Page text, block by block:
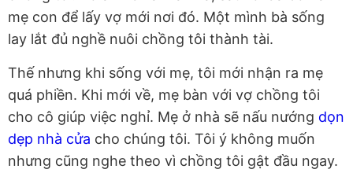
mẹ con để lấy vợ mới nơi đó. Một mình bà sống
lay lắt đủ nghề nuôi chồng tôi thành tài.
Thế nhưng khi sống với mẹ, tôi mới nhận ra mẹ
quá phiền. Khi mới về, mẹ bàn với vợ chồng tôi
cho cô giúp việc nghỉ. Mẹ ở nhà sẽ nấu nướng dọn
dẹp nhà cửa cho chúng tôi. Tôi ý không muốn
nhưng cũng nghe theo vì chồng tôi gật đầu ngay.